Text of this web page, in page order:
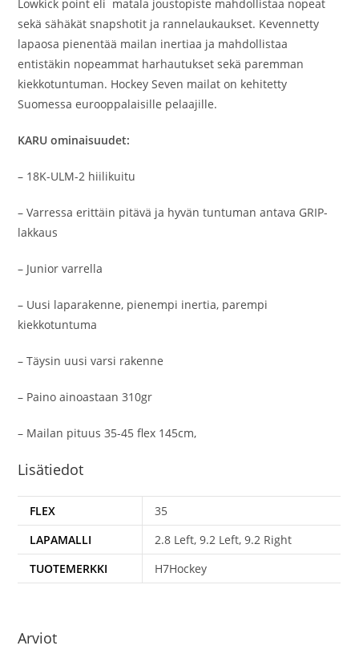
Lowkick point eli matala joustopiste mahdollistaa nopeat
sekä sähäkät snapshotit ja rannelaukaukset. Kevennetty
lapaosa pienentää mailan inertiaa ja mahdollistaa
entistäkin nopeammat harhautukset sekä paremman
kiekkotuntuman. Hockey Seven mailat on kehitetty
Suomessa eurooppalaisille pelaajille.
KARU ominaisuudet:
– 18K-ULM-2 hiilikuitu
– Varressa erittäin pitävä ja hyvän tuntuman antava GRIP-
lakkaus
– Junior varrella
– Uusi laparakenne, pienempi inertia, parempi
kiekkotuntuma
– Täysin uusi varsi rakenne
– Paino ainoastaan 310gr
– Mailan pituus 35-45 flex 145cm,
Lisätiedot
FLEX
35
LAPAMALLI
2.8 Left, 9.2 Left, 9.2 Right
TUOTEMERKKI
H7Hockey
Arviot